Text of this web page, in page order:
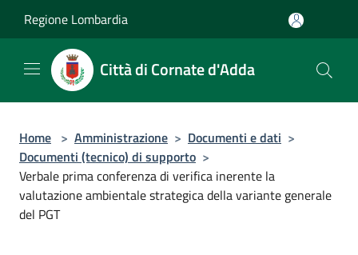
Regione Lombardia
Città di Cornate d'Adda
Home > Amministrazione > Documenti e dati >
Documenti (tecnico) di supporto >
Verbale prima conferenza di verifica inerente la
valutazione ambientale strategica della variante generale
del PGT